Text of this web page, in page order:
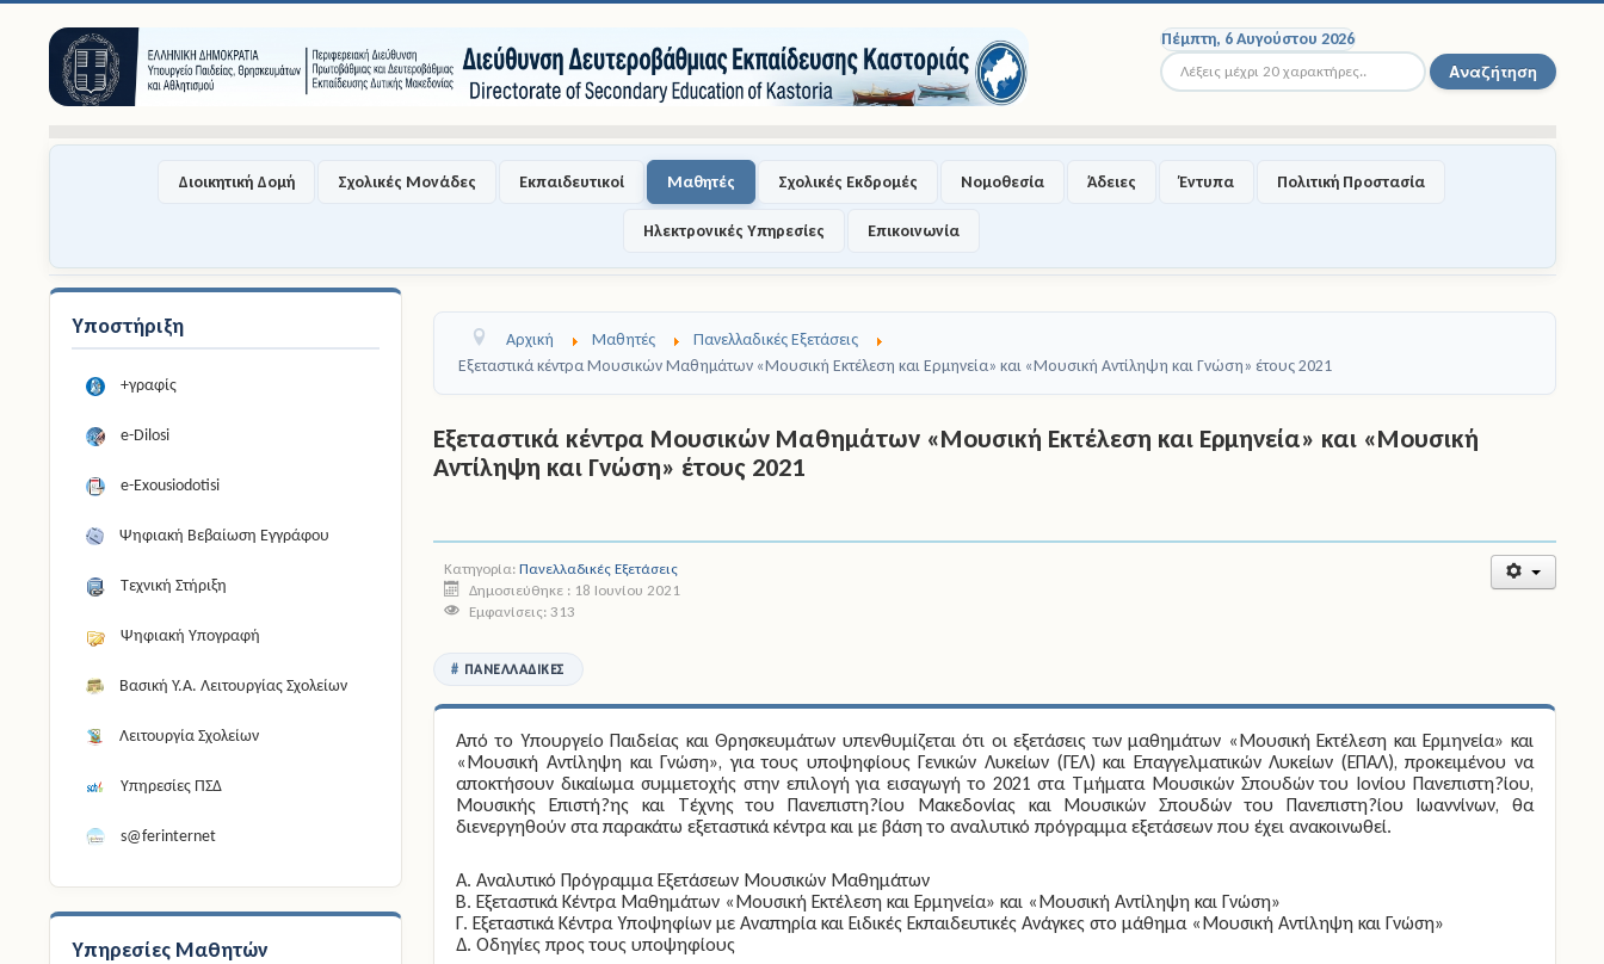
Πέμπτη, 6 Αυγούστου 2026
Αναζήτηση... Αναζήτηση
Διοικητική Δομή Σχολικές Μονάδες Εκπαιδευτικοί Μαθητές Σχολικές Εκδρομές Νομοθεσία Άδειες Έντυπα Πολιτική Προστασία
Ηλεκτρονικές Υπηρεσίες Επικοινωνία
Υποστήριξη
+γραφίς
e-Dilosi
e-Exousiodotisi
Ψηφιακή Βεβαίωση Εγγράφου
Τεχνική Στήριξη
Ψηφιακή Υπογραφή
Βασική Υ.Α. Λειτουργίας Σχολείων
Λειτουργία Σχολείων
Υπηρεσίες ΠΣΔ
s@ferinternet
Υπηρεσίες Μαθητών
Αρχική Μαθητές
Πανελλαδικές Εξετάσεις
Εξεταστικά κέντρα Μουσικών Μαθημάτων «Μουσική Εκτέλεση και Ερμηνεία» και «Μουσική Αντίληψη και Γνώση» έτους 2021
Εξεταστικά κέντρα Μουσικών Μαθημάτων «Μουσική Εκτέλεση και Ερμηνεία» και «Μουσική
Αντίληψη και Γνώση» έτους 2021
Κατηγορία:Πανελλαδικές Εξετάσεις
Δημοσιεύθηκε : 18 Ιουνίου 2021
Εμφανίσεις: 313
ΠΑΝΕΛΛΑΔΙΚΈΣ
Από το Υπουργείο Παιδείας και Θρησκευμάτων υπενθυμίζεται ότι οι εξετάσεις των μαθημάτων «Μουσική Εκτέλεση και Ερμηνεία» και
«Μουσική Αντίληψη και Γνώση», για τους υποψηφίους Γενικών Λυκείων (ΓΕΛ) και Επαγγελματικών Λυκείων (ΕΠΑΛ), προκειμένου να
αποκτήσουν δικαίωμα συμμετοχής στην επιλογή για εισαγωγή το 2021 στα Τμήματα Μουσικών Σπουδών του Ιονίου Πανεπιστη?ίου,
Μουσικής Επιστή?ης και Τέχνης του Πανεπιστη?ίου Μακεδονίας και Μουσικών Σπουδών του Πανεπιστη?ίου Ιωαννίνων, θα
διενεργηθούν στα παρακάτω εξεταστικά κέντρα και με βάση το αναλυτικό πρόγραμμα εξετάσεων που έχει ανακοινωθεί.
Α. Αναλυτικό Πρόγραμμα Εξετάσεων Μουσικών Μαθημάτων
Β. Εξεταστικά Κέντρα Μαθημάτων «Μουσική Εκτέλεση και Ερμηνεία» και «Μουσική Αντίληψη και Γνώση»
Γ. Εξεταστικά Κέντρα Υποψηφίων με Αναπηρία και Ειδικές Εκπαιδευτικές Ανάγκες στο μάθημα «Μουσική Αντίληψη και Γνώση»
Δ. Οδηγίες προς τους υποψηφίους